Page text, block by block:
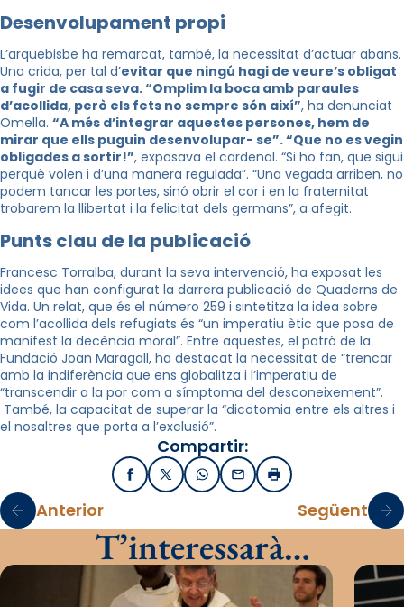
Desenvolupament propi
L’arquebisbe ha remarcat, també, la necessitat d’actuar abans.
Una crida, per tal d’evitar que ningú hagi de veure’s obligat
a fugir de casa seva. “Omplim la boca amb paraules
d’acollida, però els fets no sempre són així”, ha denunciat
Omella. “A més d’integrar aquestes persones, hem de
mirar que ells puguin desenvolupar- se”. “Que no es vegin
obligades a sortir!”, exposava el cardenal. “Si ho fan, que sigui
perquè volen i d’una manera regulada”. “Una vegada arriben, no
podem tancar les portes, sinó obrir el cor i en la fraternitat
trobarem la llibertat i la felicitat dels germans”, a afegit.
Punts clau de la publicació
Francesc Torralba, durant la seva intervenció, ha exposat les
idees que han configurat la darrera publicació de Quaderns de
Vida. Un relat, que és el número 259 i sintetitza la idea sobre
com l’acollida dels refugiats és “un imperatiu ètic que posa de
manifest la decència moral”. Entre aquestes, el patró de la
Fundació Joan Maragall, ha destacat la necessitat de “trencar
amb la indiferència que ens globalitza i l’imperatiu de
“transcendir a la por com a símptoma del desconeixement”.
També, la capacitat de superar la “dicotomia entre els altres i
el nosaltres que porta a l’exclusió”.
Compartir:
FacebookX / TwitterWhatsApp
EmailImprimir
Anterior Següent
T’interessarà…